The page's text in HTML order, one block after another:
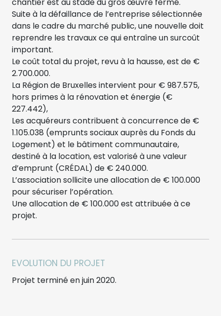
Suite à la défaillance de l’entreprise sélectionnée
dans le cadre du marché public, une nouvelle doit
reprendre les travaux ce qui entraîne un surcoût
important.
Le coût total du projet, revu à la hausse, est de €
2.700.000.
La Région de Bruxelles intervient pour € 987.575,
hors primes à la rénovation et énergie (€
227.442),
Les acquéreurs contribuent à concurrence de €
1.105.038 (emprunts sociaux auprès du Fonds du
Logement) et le bâtiment communautaire,
destiné à la location, est valorisé à une valeur
d’emprunt (CRÉDAL) de € 240.000.
L’association sollicite une allocation de € 100.000
pour sécuriser l’opération.
Une allocation de € 100.000 est attribuée à ce
projet.
EVOLUTION DU PROJET
Projet terminé en juin 2020.